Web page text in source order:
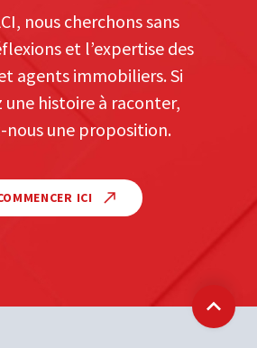
nous cherchons sans
et l’expertise des
agents immobiliers. Si
une histoire à raconter,
nous une proposition.
ICI